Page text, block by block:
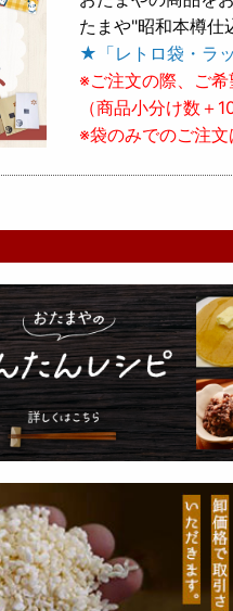
たまや"昭和本樽仕
★「レトロ袋・ラ
※ご注文の際、ご希
（商品小分け数＋
※袋のみでのご注文